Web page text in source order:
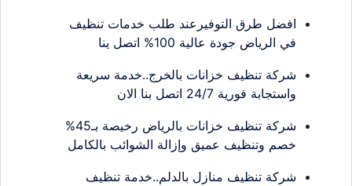
افضل طرق التوفيرعند طلب خدمات تنظيف
في الرياض جودة عالية 100% اتصل ينا
شركة تنظيف خزانات بالخرج..خدمة سريعة
واستجابة فورية 24/7 اتصل بنا الان
شركة تنظيف خزانات بالرياض رخيصة بـ45%
خصم وتنظيف عميق وإزالة الشوائب بالكامل
شركة تنظيف منازل بالدلم..خدمة تنظيف